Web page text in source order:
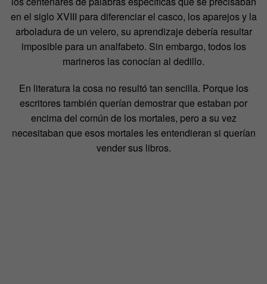
en el siglo XVIII para diferenciar el casco, los aparejos y la
arboladura de un velero, su aprendizaje debería resultar
imposible para un analfabeto. Sin embargo, todos los
marineros las conocían al dedillo.
En literatura la cosa no resultó tan sencilla. Porque los
escritores también querían demostrar que estaban por
encima del común de los mortales, pero a su vez
necesitaban que esos mortales les entendieran si querían
vender sus libros.